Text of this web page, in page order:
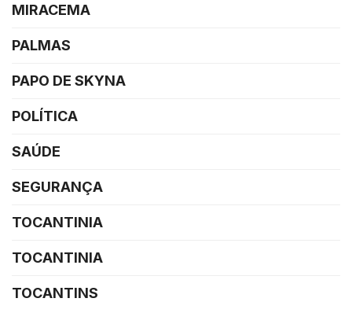
MIRACEMA
PALMAS
PAPO DE SKYNA
POLÍTICA
SAÚDE
SEGURANÇA
TOCANTINIA
TOCANTINIA
TOCANTINS